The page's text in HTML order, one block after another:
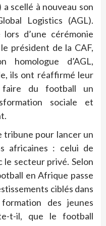
scellé à nouveau son
Logistics (AGL).
d’une cérémonie
président de la CAF,
homologue d’AGL,
ils ont réaffirmé leur
faire du football un
sociale et
pour lancer un
africaines : celui de
le secteur privé. Selon
en Afrique passe
ciblés dans
des jeunes
t-il, que le football